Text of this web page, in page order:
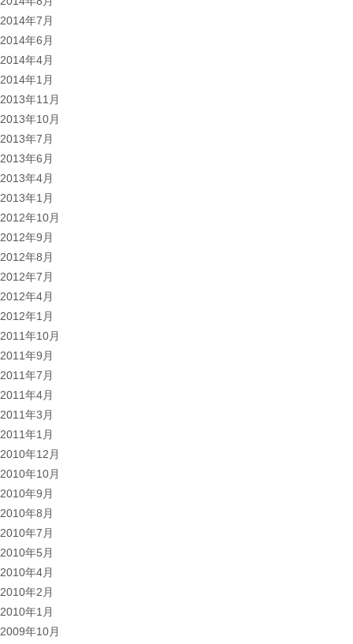
2014年7月
2014年6月
2014年4月
2014年1月
2013年11月
2013年10月
2013年7月
2013年6月
2013年4月
2013年1月
2012年10月
2012年9月
2012年8月
2012年7月
2012年4月
2012年1月
2011年10月
2011年9月
2011年7月
2011年4月
2011年3月
2011年1月
2010年12月
2010年10月
2010年9月
2010年8月
2010年7月
2010年5月
2010年4月
2010年2月
2010年1月
2009年10月